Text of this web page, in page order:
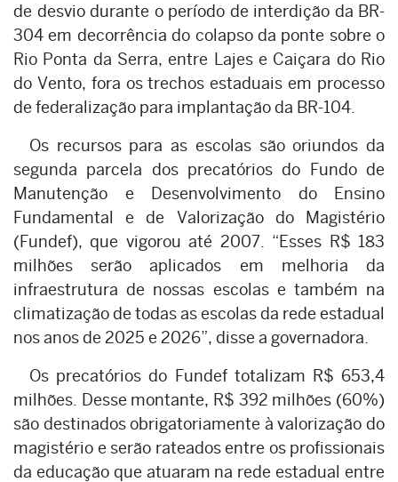
de desvio durante o período de interdição da BR-
304 em decorrência do colapso da ponte sobre o
Rio Ponta da Serra, entre Lajes e Caiçara do Rio
do Vento, fora os trechos estaduais em processo
de federalização para implantação da BR-104.
Os recursos para as escolas são oriundos da
segunda parcela dos precatórios do Fundo de
Manutenção e Desenvolvimento do Ensino
Fundamental e de Valorização do Magistério
(Fundef), que vigorou até 2007. “Esses R$ 183
milhões serão aplicados em melhoria da
infraestrutura de nossas escolas e também na
climatização de todas as escolas da rede estadual
nos anos de 2025 e 2026”, disse a governadora.
Os precatórios do Fundef totalizam R$ 653,4
milhões. Desse montante, R$ 392 milhões (60%)
são destinados obrigatoriamente à valorização do
magistério e serão rateados entre os profissionais
da educação que atuaram na rede estadual entre